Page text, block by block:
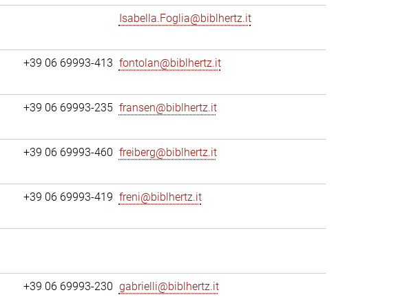
Isabella.Foglia@biblhertz.it
+39 06 69993-413 fontolan@biblhertz.it
+39 06 69993-235 fransen@biblhertz.it
+39 06 69993-460 freiberg@biblhertz.it
+39 06 69993-419 freni@biblhertz.it
+39 06 69993-230 gabrielli@biblhertz.it